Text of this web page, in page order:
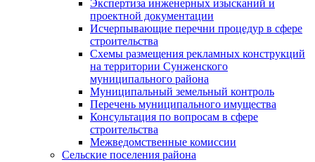
Экспертиза инженерных изысканий и
проектной документации
Исчерпывающие перечни процедур в сфере
строительства
Схемы размещения рекламных конструкций
на территории Сунженского
муниципального района
Муниципальный земельный контроль
Перечень муниципального имущества
Консультация по вопросам в сфере
строительства
Межведомственные комиссии
Сельские поселения района